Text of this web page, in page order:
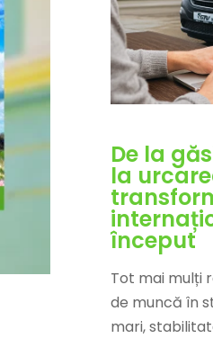
De la
la
început
Tot mai mulți
de muncă în
mari,